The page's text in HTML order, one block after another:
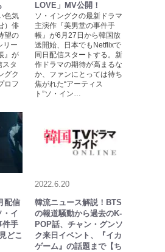
色気
）俳
望の
リー
』が
タ
グク
ロフ
LOVE」MV公開！
ソ・イングクの最新ドラマ
主演作『美男堂の事件手
帳』が6月27日から韓国放
送開始、日本でもNetflixで
同日配信スタートする。新
作ドラマの期待が高まるな
か、ファンにとっては待ち
焦がれた“アーティス
ト”ソ・イン…
配信
イ
件手
どこ
2022.6.20
韓流ニュース解説！BTS
の報道騒動から過去のK-
POP話、チャン・グンソ
ク来日イベント、『イカ
ゲーム』の話題まで【ち